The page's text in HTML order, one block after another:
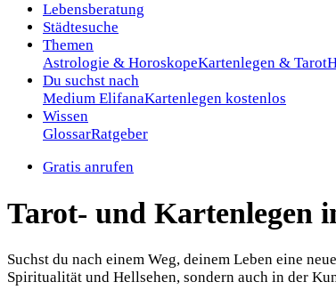
Lebensberatung
Städtesuche
Themen
Astrologie & HoroskopeKartenlegen & Tarot
Du suchst nach
Medium ElifanaKartenlegen kostenlos
Wissen
GlossarRatgeber
Gratis anrufen
Tarot- und Kartenlegen
Suchst du nach einem Weg, deinem Leben eine
Spiritualität und Hellsehen, sondern auch in der